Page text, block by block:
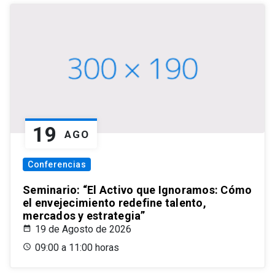
19 AGO
Conferencias
Seminario: “El Activo que Ignoramos: Cómo
el envejecimiento redefine talento,
mercados y estrategia”
19 de Agosto de 2026
09:00 a 11:00 horas